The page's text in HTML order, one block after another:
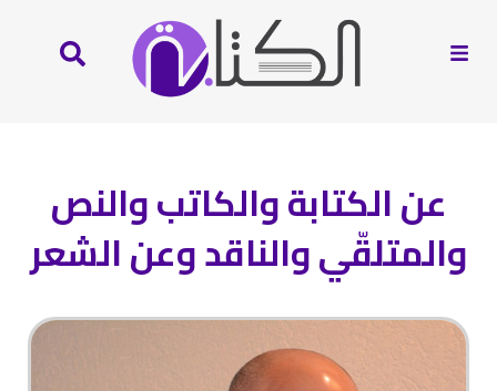
عن الكتابة والكاتب والنص
والمتلقّي والناقد وعن الشعر